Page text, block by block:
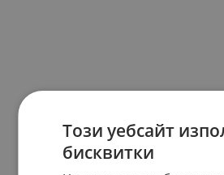
Този уебсайт
бисквитки